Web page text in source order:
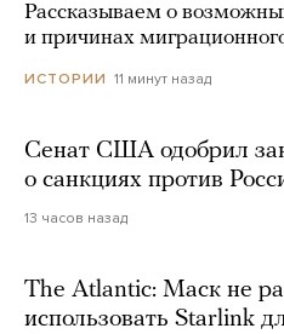
Рассказываем о
и причинах
ИСТОРИИ 11 минут назад
Сенат США одобрил
о санкциях против
13 часов назад
The Atlantic: Маск не
использовать Starlink